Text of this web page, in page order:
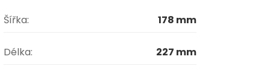
uzavření
Šířka: 178 mm
Délka: 227 mm